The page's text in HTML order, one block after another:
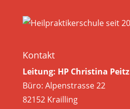
Kontakt
Leitung: HP Christina Peitz
Büro: Alpenstrasse 22
82152 Krailling